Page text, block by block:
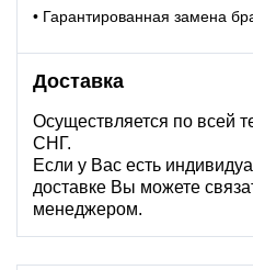
• Гарантированная замена
Доставка
Осуществляется по всей
СНГ.
Если у Вас есть
доставке Вы можете
менеджером.